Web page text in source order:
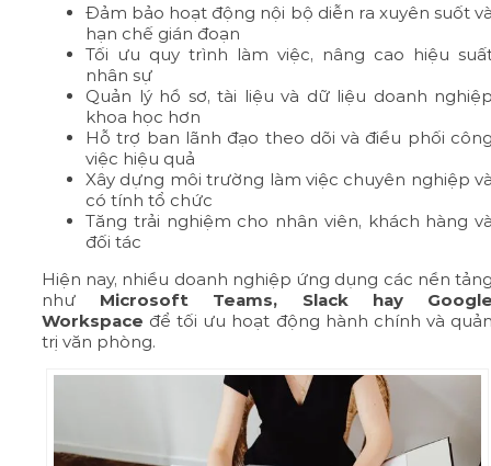
Đảm bảo hoạt động nội bộ diễn ra xuyên suốt
hạn chế gián đoạn
Tối ưu quy trình làm việc, nâng cao hiệu
nhân sự
Quản lý hồ sơ, tài liệu và dữ liệu doanh
khoa học hơn
Hỗ trợ ban lãnh đạo theo dõi và điều phối
việc hiệu quả
Xây dựng môi trường làm việc chuyên nghiệp
có tính tổ chức
Tăng trải nghiệm cho nhân viên, khách hàng
đối tác
Hiện nay, nhiều doanh nghiệp ứng dụng các nền
như Microsoft Teams, Slack hay
Workspace để tối ưu hoạt động hành chính và
trị văn phòng.